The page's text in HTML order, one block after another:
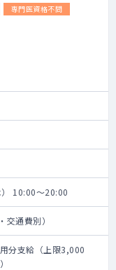
専門医資格不問
10:00～20:00
通費別）
分支給（上限3,000